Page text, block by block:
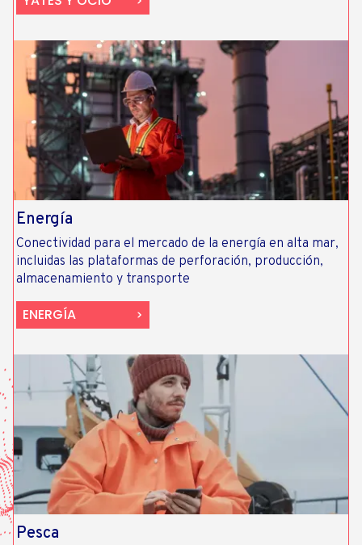
Energía
Conectividad para el mercado de la energía en alta mar,
incluidas las plataformas de perforación, producción,
almacenamiento y transporte
ENERGÍA
Pesca